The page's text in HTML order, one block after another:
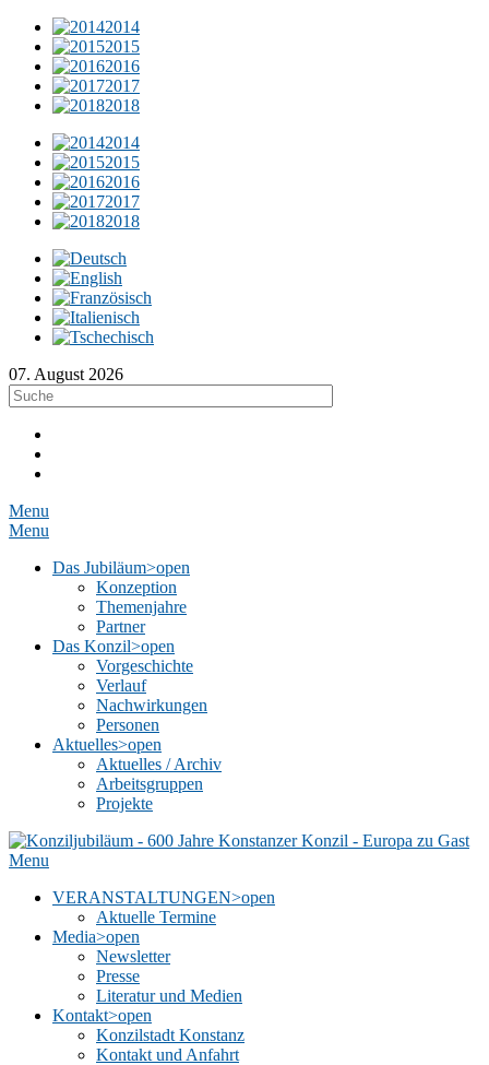
2014
2015
2016
2017
2018
2014
2015
2016
2017
2018
07. August 2026
Menu
Menu
Das Jubiläum>open
Konzeption
Themenjahre
Partner
Das Konzil>open
Vorgeschichte
Verlauf
Nachwirkungen
Personen
Aktuelles>open
Aktuelles / Archiv
Arbeitsgruppen
Projekte
Menu
VERANSTALTUNGEN>open
Aktuelle Termine
Media>open
Newsletter
Presse
Literatur und Medien
Kontakt>open
Konzilstadt Konstanz
Kontakt und Anfahrt